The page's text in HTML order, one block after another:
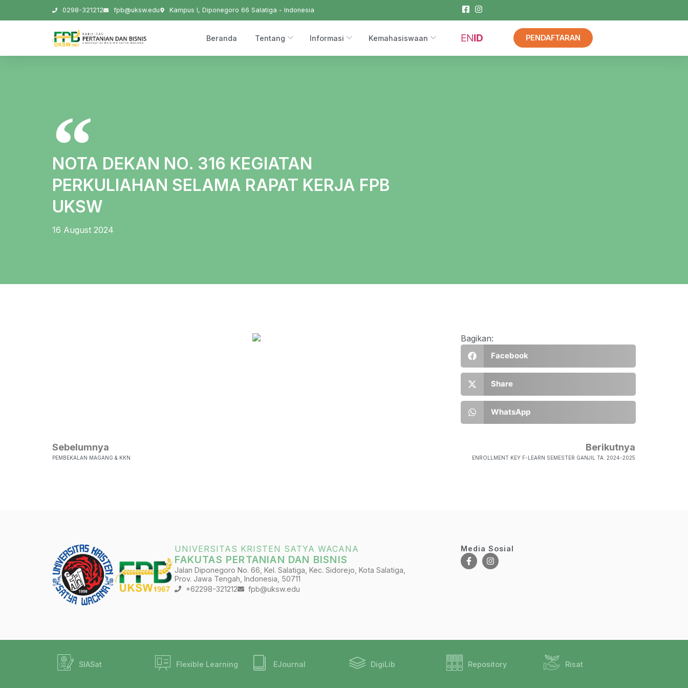
0298-321212 fpb@uksw.edu Kampus I, Diponegoro 66 Salatiga - Indonesia
Beranda Tentang Informasi Kemahasiswaan ENID PENDAFTARAN
NOTA DEKAN NO. 316 KEGIATAN
PERKULIAHAN SELAMA RAPAT KERJA FPB
UKSW
16 August 2024
Bagikan:
Facebook
Share
WhatsApp
Sebelumnya
PEMBEKALAN MAGANG & KKN
Berikutnya
ENROLLMENT KEY F-LEARN SEMESTER GANJIL TA. 2024-2025
UNIVERSITAS KRISTEN SATYA WACANA
FAKUTAS PERTANIAN DAN BISNIS
Jalan Diponegoro No. 66, Kel. Salatiga, Kec. Sidorejo, Kota Salatiga,
Prov. Jawa Tengah, Indonesia, 50711
+62298-321212
fpb@uksw.edu
Media Sosial
SIASat Flexible Learning EJournal DigiLib Repository Risat